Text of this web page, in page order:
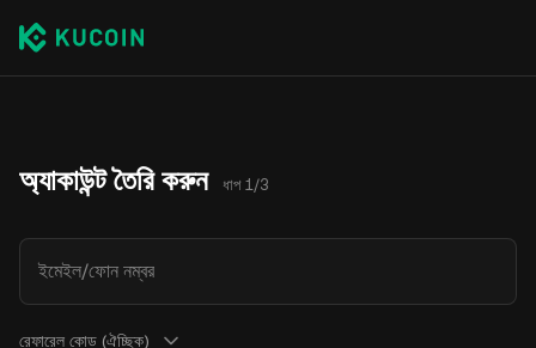
অ্যাকাউন্ট তৈরি করুন ধাপ 1/3
ইমেইল/ফোন নম্বর
রেফারেল কোড (ঐচ্ছিক)